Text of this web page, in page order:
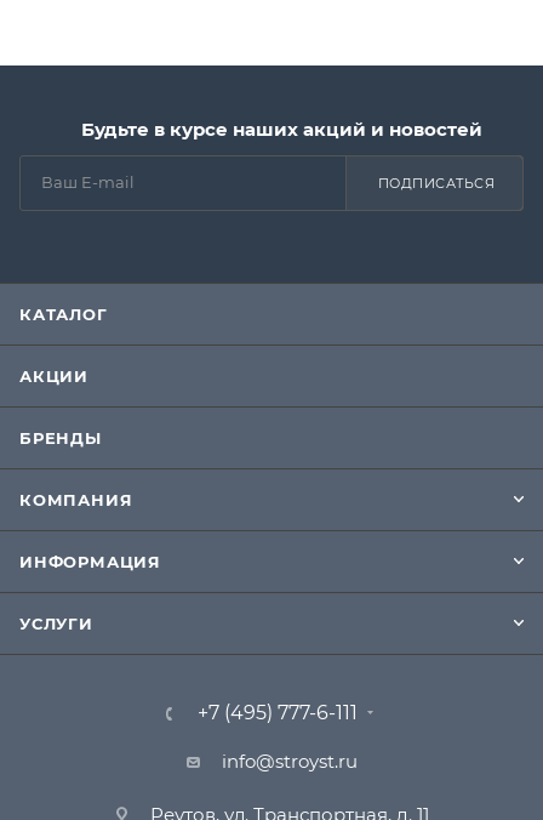
Будьте в курсе наших акций и новостей
ПОДПИСАТЬСЯ
КАТАЛОГ
АКЦИИ
БРЕНДЫ
КОМПАНИЯ
ИНФОРМАЦИЯ
УСЛУГИ
+7 (495) 777-6-111
info@stroyst.ru
Реутов, ул. Транспортная, д. 11